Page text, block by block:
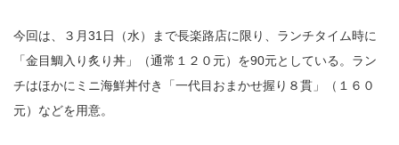
今回は、３月31日（水）まで長楽路店に限り、ランチタイム時に
「金目鯛入り炙り丼」（通常１２０元）を90元としている。ラン
チはほかにミニ海鮮丼付き「一代目おまかせ握り８貫」（１６０
元）などを用意。